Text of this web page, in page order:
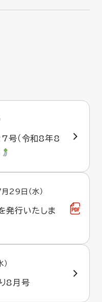
号（令和8年8
29日（水）
発行いたしま
8月号